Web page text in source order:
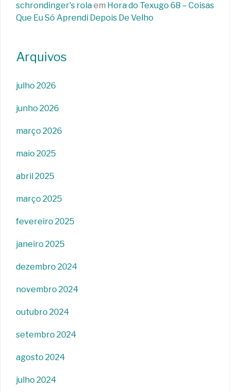
schrondinger's rolaem Hora do Texugo 68 – Coisas
Que Eu Só Aprendi Depois De Velho
Arquivos
julho 2026
junho 2026
março 2026
maio 2025
abril 2025
março 2025
fevereiro 2025
janeiro 2025
dezembro 2024
novembro 2024
outubro 2024
setembro 2024
agosto 2024
julho 2024